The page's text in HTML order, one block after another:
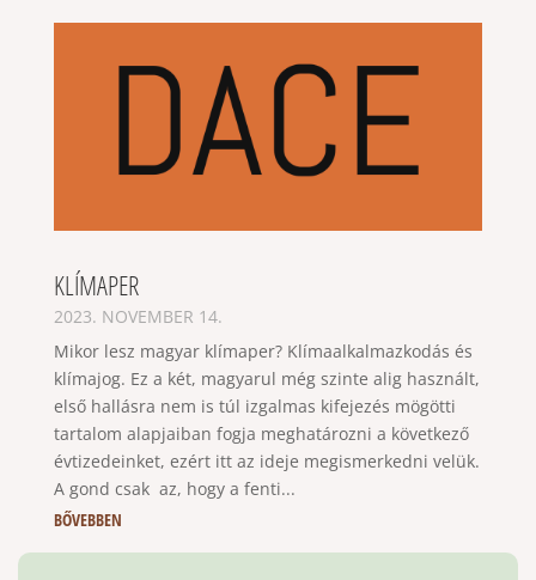
KLÍMAPER
2023. NOVEMBER 14.
Mikor lesz magyar klímaper? Klímaalkalmazkodás és
klímajog. Ez a két, magyarul még szinte alig használt,
első hallásra nem is túl izgalmas kifejezés mögötti
tartalom alapjaiban fogja meghatározni a következő
évtizedeinket, ezért itt az ideje megismerkedni velük.
A gond csak az, hogy a fenti...
BŐVEBBEN